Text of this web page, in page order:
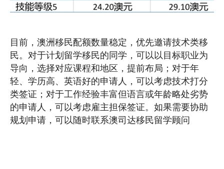
目前，澳洲移民配额数量稳定，优先邀请技术类移
民。对于计划留学移民的同学，可以以目标职业为
导向，选择对应课程和地区，提前布局；对于年
轻、学历高、英语好的申请人，可以考虑技术打分
类签证；对于工作经验丰富但语言或年龄略处劣势
的申请人，可以考虑雇主担保签证。如果需要协助
规划申请，可以随时联系澳司达移民留学顾问